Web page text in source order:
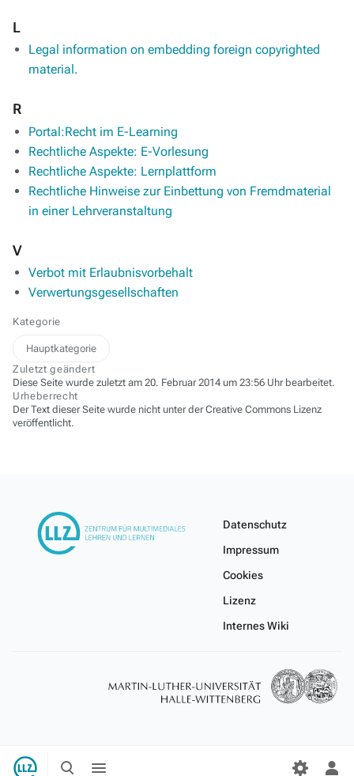
Suche
L
Legal information on embedding foreign copyrighted
material.
R
Portal:Recht im E-Learning
Rechtliche Aspekte: E-Vorlesung
Rechtliche Aspekte: Lernplattform
Rechtliche Hinweise zur Einbettung von Fremdmaterial
in einer Lehrveranstaltung
V
Verbot mit Erlaubnisvorbehalt
Verwertungsgesellschaften
Kategorie
Hauptkategorie
Zuletzt geändert
Diese Seite wurde zuletzt am 20. Februar 2014 um 23:56 Uhr bearbeitet.
Urheberrecht
Der Text dieser Seite wurde nicht unter der Creative Commons Lizenz
veröffentlicht.
Datenschutz
Impressum
Cookies
Lizenz
Internes Wiki